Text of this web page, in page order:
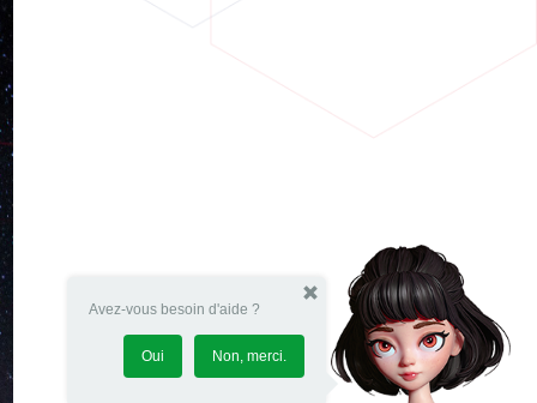
Avez-vous besoin d'aide ?
Oui Non, merci.